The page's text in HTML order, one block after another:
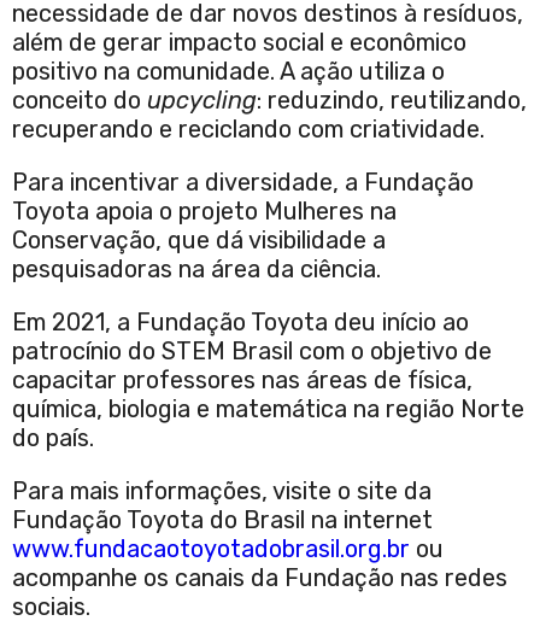
necessidade de dar novos destinos à resíduos,
além de gerar impacto social e econômico
positivo na comunidade. A ação utiliza o
conceito do upcycling: reduzindo, reutilizando,
recuperando e reciclando com criatividade.
Para incentivar a diversidade, a Fundação
Toyota apoia o projeto Mulheres na
Conservação, que dá visibilidade a
pesquisadoras na área da ciência.
Em 2021, a Fundação Toyota deu início ao
patrocínio do STEM Brasil com o objetivo de
capacitar professores nas áreas de física,
química, biologia e matemática na região Norte
do país.
Para mais informações, visite o site da
Fundação Toyota do Brasil na internet
www.fundacaotoyotadobrasil.org.br ou
acompanhe os canais da Fundação nas redes
sociais.